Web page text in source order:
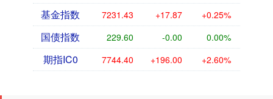
基金指数 7231.43 +17.87 +0.25%
国债指数 229.60 -0.00 0.00%
期指IC0 7744.40 +196.00 +2.60%